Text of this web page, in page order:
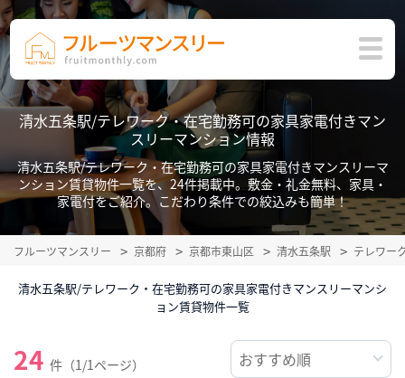
清水五条駅/テレワーク・在宅勤務可の家具家電付きマン
スリーマンション情報
清水五条駅/テレワーク・在宅勤務可の家具家電付きマンスリーマ
ンション賃貸物件一覧を、24件掲載中。敷金・礼金無料、家具・
家電付をご紹介。こだわり条件での絞込みも簡単！
フルーツマンスリー 京都府 京都市東山区 清水五条駅 テレワー
清水五条駅/テレワーク・在宅勤務可の家具家電付きマンスリーマンシ
ョン賃貸物件一覧
24 件（1/1ページ）